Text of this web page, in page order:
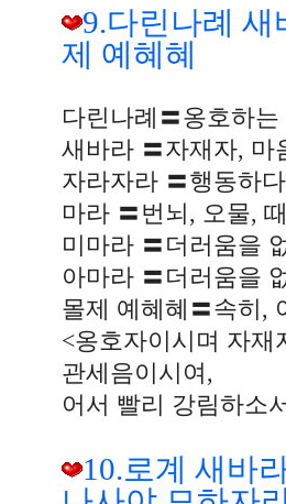
9.다린나례
제 예혜혜
다린나례〓옹호하
새바라 〓자재자, 마
자라자라 〓행동하
마라 〓번뇌, 오물,
미마라 〓더러움을
아마라 〓더러움을
몰제 예혜혜〓속히,
<옹호자이시며 자재
관세음이시여,
어서 빨리 강림하소
10.로계 새바